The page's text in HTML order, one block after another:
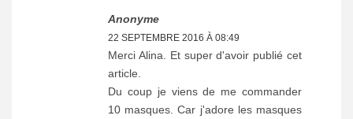
Anonyme
22 SEPTEMBRE 2016 À 08:49
Merci Alina. Et super d'avoir publié cet
article.
Du coup je viens de me commander
10 masques. Car j'adore les masques